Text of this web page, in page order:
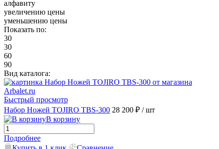
алфавиту
увеличению цены
уменьшению цены
Показать по:
30
30
60
90
Вид каталога:
Быстрый просмотр
Набор Ножей TOJIRO TBS-300 28 200 ₽ / шт
В корзину
Подробнее